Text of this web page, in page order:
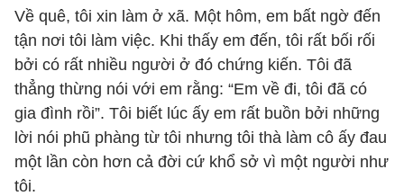
Về quê, tôi xin làm ở xã. Một hôm, em bất ngờ đến
tận nơi tôi làm việc. Khi thấy em đến, tôi rất bối rối
bởi có rất nhiều người ở đó chứng kiến. Tôi đã
thẳng thừng nói với em rằng: “Em về đi, tôi đã có
gia đình rồi”. Tôi biết lúc ấy em rất buồn bởi những
lời nói phũ phàng từ tôi nhưng tôi thà làm cô ấy đau
một lần còn hơn cả đời cứ khổ sở vì một người như
tôi.